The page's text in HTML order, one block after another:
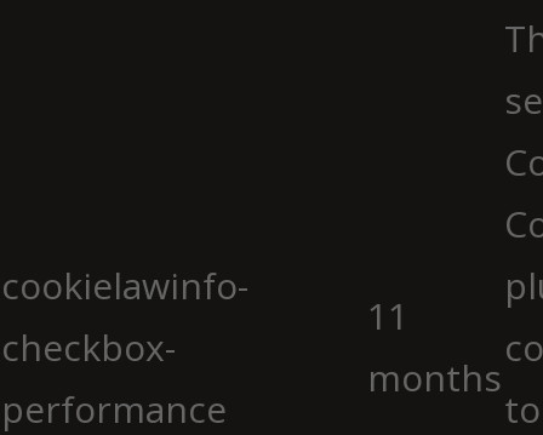
cookielawinfo-
checkbox-
performance
11
months